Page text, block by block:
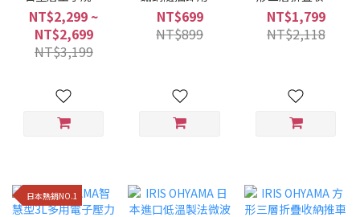
MEGI系列 (6件/9
件組/兩種色系)
NT$2,299 ~
NT$2,699
NT$3,199
疊曬衣架 H-
70XN
NT$699
NT$899
推車 MUW-S3
NT$1,799
NT$2,118
日本熱銷NO.1